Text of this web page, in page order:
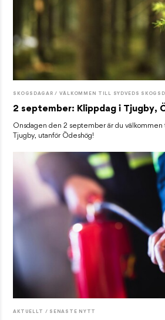
SKOGSDAGAR / VÄLKOMMEN TILL SYDVEDS
2 september: Klippdag i Tjugby,
Onsdagen den 2 september är du välkommen
Tjugby, utanför Ödeshög!
AKTUELLT / SENASTE NYTT